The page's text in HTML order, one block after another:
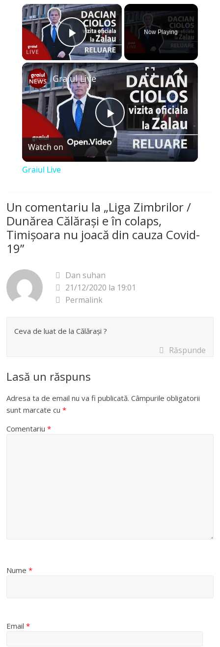
×
Play Video
Now Playing
×
P
l
y
V
Graiul Live
Watch on
Graiul Live
Un comentariu la „Liga Zimbrilor /
Dunărea Călărași e în colaps,
Timișoara nu joacă din cauza Covid-
19”
Dan suhan
21/12/2020 la 19:01
Permalink
Ceva de luat de la Călărași ?
Răspunde
Lasă un răspuns
Adresa ta de email nu va fi publicată. Câmpurile obligatorii
sunt marcate cu*
Comentariu*
Nume*
Email*